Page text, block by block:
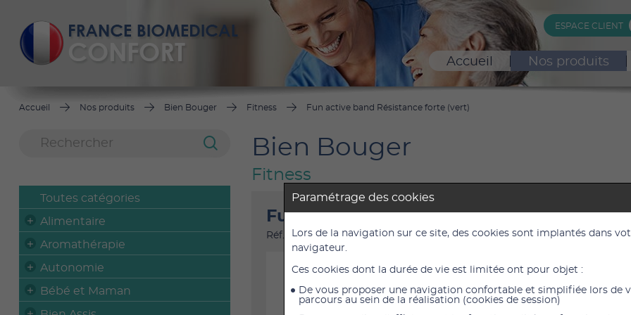
ESPACE CLIENT
Accueil Nos produits
Accueil Nos produits Bien Bouger Fitness Fun active band Résistance forte (vert)
Toutes catégories
Alimentaire
Aromathérapie
Autonomie
Bébé et Maman
Bien Bouger
Fitness
Fun active band Résistance forte (vert)
Réf. : 3702
10,42 €
Paramétrage des cookies
Lors de la navigation sur ce site, des cookies sont implantés dans
navigateur.
Ces cookies dont la durée de vie est limitée ont pour objet :
De vous proposer une navigation confortable et simplifiée lors de
parcours au sein de la réalisation (cookies de session)